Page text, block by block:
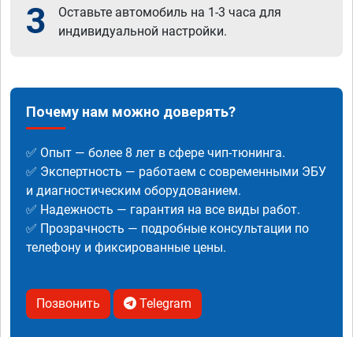
3
Оставьте автомобиль на 1-3 часа для
индивидуальной настройки.
Почему нам можно доверять?
✅ Опыт — более 8 лет в сфере чип-тюнинга.
✅ Экспертность — работаем с современными ЭБУ
и диагностическим оборудованием.
✅ Надежность — гарантия на все виды работ.
✅ Прозрачность — подробные консультации по
телефону и фиксированные цены.
Позвонить Telegram